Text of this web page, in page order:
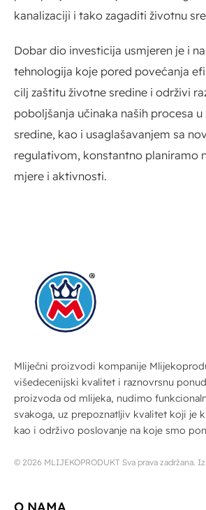
kanalizaciji i tako zagaditi životnu
Dobar dio investicija usmjeren je i
tehnologija koje pored povećanja
cilj zaštitu životne sredine i održivi
poboljšanja učinaka naših procesa
sredine, kao i usaglašavanjem sa
regulativom, konstantno planiramo
mjere i aktivnosti.
Mliječni proizvodi kompanije
višedecenijski kvalitet i raznovrsnu
proizvoda od mlijeka, nudimo
svakoga, uz prepoznatljiv kvalitet koji je
kao i održivo poslovanje na koje smo
© 2026 MLIJEKOPRODUKT Sva prava zadržana.